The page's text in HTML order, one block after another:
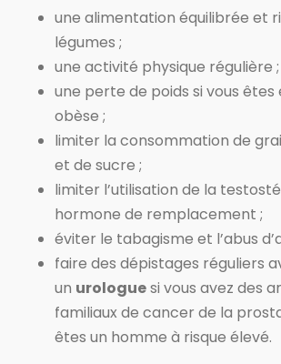
une alimentation équilibrée et
légumes ;
une activité physique régulière ;
une perte de poids si vous êtes
obèse ;
limiter la consommation de
et de sucre ;
limiter l’utilisation de la
hormone de remplacement ;
éviter le tabagisme et l’abus
faire des dépistages réguliers
un urologuesi vous avez des
familiaux de cancer de la
êtes un homme à risque élevé.